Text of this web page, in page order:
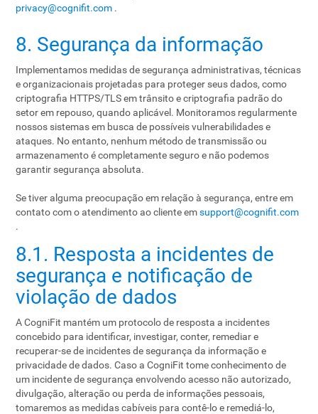
privacy@cognifit.com .
8. Segurança da informação
Implementamos medidas de segurança administrativas, técnicas
e organizacionais projetadas para proteger seus dados, como
criptografia HTTPS/TLS em trânsito e criptografia padrão do
setor em repouso, quando aplicável. Monitoramos regularmente
nossos sistemas em busca de possíveis vulnerabilidades e
ataques. No entanto, nenhum método de transmissão ou
armazenamento é completamente seguro e não podemos
garantir segurança absoluta.
Se tiver alguma preocupação em relação à segurança, entre em
contato com o atendimento ao cliente emsupport@cognifit.com
.
8.1. Resposta a incidentes de
segurança e notificação de
violação de dados
A CogniFit mantém um protocolo de resposta a incidentes
concebido para identificar, investigar, conter, remediar e
recuperar-se de incidentes de segurança da informação e
privacidade de dados. Caso a CogniFit tome conhecimento de
um incidente de segurança envolvendo acesso não autorizado,
divulgação, alteração ou perda de informações pessoais,
tomaremos as medidas cabíveis para contê-lo e remediá-lo,